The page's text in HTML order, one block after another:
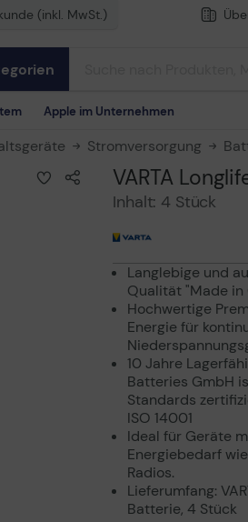
(inkl. MwSt.)
Apple im Unternehmen
Stromversorgung
VARTA
Inhalt: 4 Stück
Langlebige und
Qualität "Made in
Hochwertige
Energie für
10 Jahre
Batteries GmbH
Standards
ISO 14001
Ideal für Geräte
Energiebedarf
Radios.
Lieferumfang:
Batterie, 4 Stück